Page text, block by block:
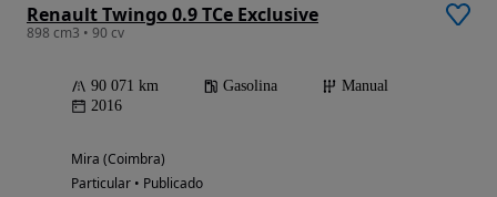
Renault Twingo 0.9 TCe Exclusive
898 cm3 • 90 cv
90 071 km Gasolina
Manual
2016
Mira (Coimbra)
Particular • Publicado